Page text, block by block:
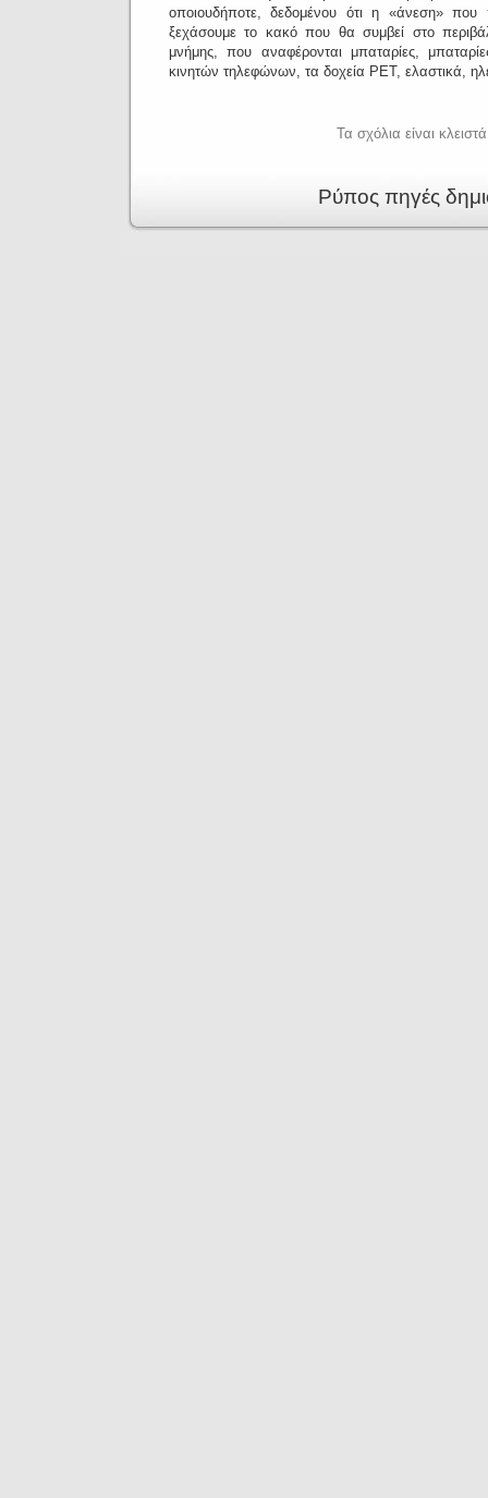
οποιουδήποτε, δεδομένου ότι η «άνεση»
ξεχάσουμε το κακό που θα συμβεί στο
μνήμης, που αναφέρονται μπαταρίες,
κινητών τηλεφώνων, τα δοχεία ΡΕΤ, ελαστικά,
Τα σχόλια είναι
Ρύπος πηγές